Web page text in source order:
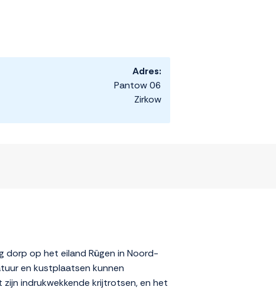
Adres:
Pantow 06
Zirkow
dorp op het eiland Rügen in Noord-
en kustplaatsen kunnen
zijn indrukwekkende krijtrotsen, en het